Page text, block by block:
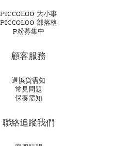
PICCOLOO 大小事
PICCOLOO 部落格
P粉募集中
顧客服務
退換貨需知
常見問題
保養需知
聯絡追蹤我們